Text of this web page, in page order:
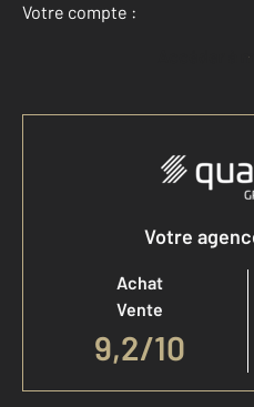
Votre compte :
Accéder à
Votre
Achat
Vente
9,2/10